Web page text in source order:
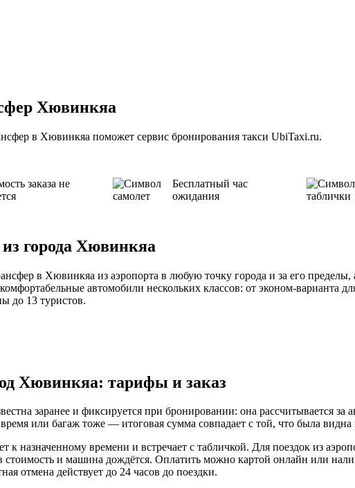
Хювинкяа
в Хювинкяа поможет сервис бронирования такси UbiTaxi.ru.
заказа не
Бесплатный час
ожидания
города Хювинкяа
в Хювинкяа из аэропорта в любую точку города и за его
автомобили нескольких классов: от эконом-варианта
до 13 туристов.
Хювинкяа: тарифы и заказ
заранее и фиксируется при бронировании: она рассчитывается
или багаж тоже — итоговая сумма совпадает с той, что была видна
к назначенному времени и встречает с табличкой. Для поездок из
стоимость и машина дождётся. Оплатить можно картой онлайн или
отмена действует до 24 часов до поездки.